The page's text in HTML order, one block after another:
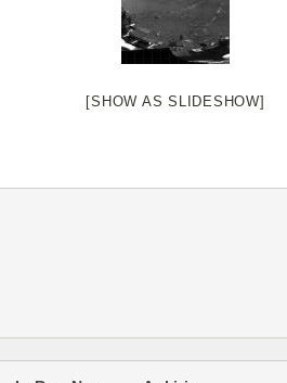
[SHOW AS SLIDESHOW]